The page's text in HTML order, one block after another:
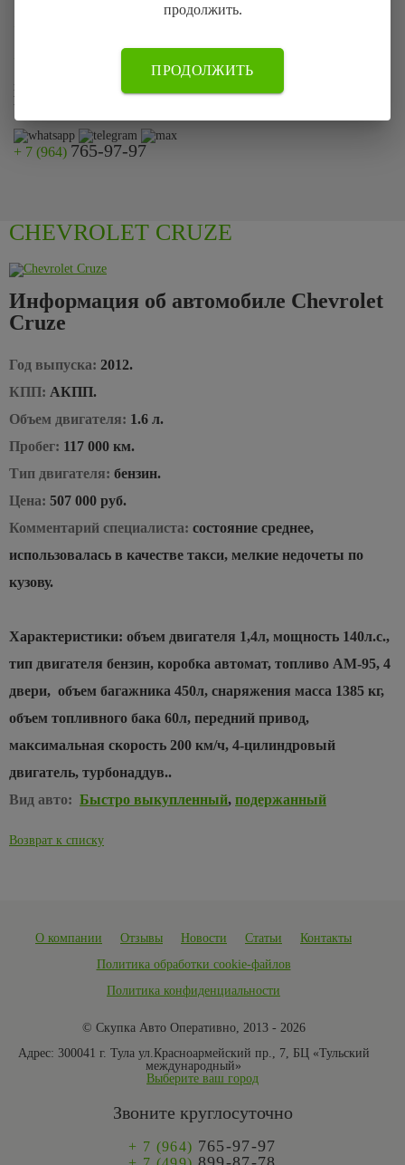
899-87-78
или просто отправьте фото автомобиля на
WhatsApp, Telegram,
Max
+ 7 (964) 765-97-97
CHEVROLET CRUZE
Информация об автомобиле Chevrolet
Cruze
Год выпуска: 2012.
КПП: АКПП.
Объем двигателя: 1.6 л.
Пробег: 117 000 км.
Тип двигателя: бензин.
Цена: 507 000 руб.
Комментарий специалиста: состояние среднее,
использовалась в качестве такси, мелкие недочеты по
кузову.
Характеристики: объем двигателя 1,4л, мощность 140л.с.,
тип двигателя бензин, коробка автомат, топливо АМ-95, 4
двери, объем багажника 450л, снаряжения масса 1385 кг,
объем топливного бака 60л, передний привод,
максимальная скорость 200 км/ч, 4-цилиндровый
двигатель, турбонаддув..
Вид авто: Быстро выкупленный, подержанный
Возврат к списку
О компании Отзывы Новости Статьи
Контакты
Политика обработки cookie-файлов
Политика конфиденциальности
© Скупка Авто Оперативно, 2013 - 2026
Адрес: 300041 г. Тула ул.Красноармейский пр., 7, БЦ «Тульский
международный»
Выберите ваш город
Звоните круглосуточно
+ 7 (964) 765-97-97
продолжить.
ПРОДОЛЖИТЬ